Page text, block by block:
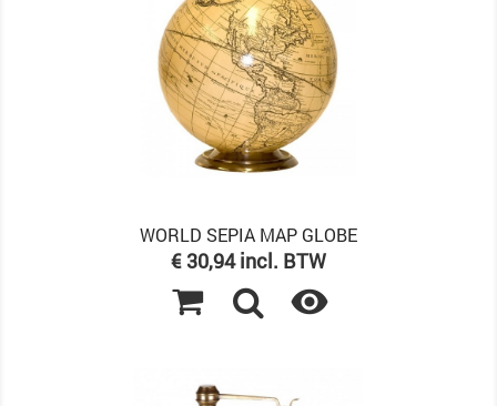
WORLD SEPIA MAP GLOBE
Prijs
€ 30,94 incl. BTW
